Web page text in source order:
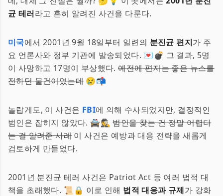
균 테러라고 흔히 알려진 사건을 다룬다.
미국에서 2001년 9월 18일부터 일련의 분진균 편지가 주
요 언론사와 정부 기관에 발송되었다. 💌💣 그 결과, 5명
이 사망하고 17명이 부상했다.예전에 편지는 좋은 뉴스를
전하던 물건이었는데 😢📬
놀랍게도, 이 사건은 FBI에 의해 수사되었지만, 결정적인
범인은 잡히지 않았다. 🚔🕵️범인을 찾는 건 정말 어렵다
는 걸 알려준 사례 이 사건은 예방과 대응 전략을 새롭게
검토하게 만들었다.
2001년 분진균 테러 사건은 Patriot Act 등 여러 법적 대
책을 초래했다. 📜🔒 이로 인해 법적 대응과 규제가 강화